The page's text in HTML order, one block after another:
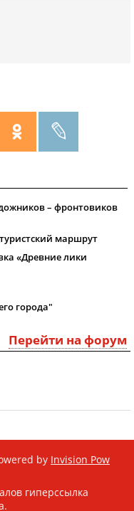
– фронтовиков
маршрут
«Древние лики
города"
Перейти на форум
by Invision Pow
гиперссылка